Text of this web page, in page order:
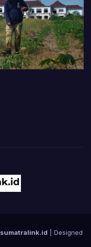
sumatralink.id | Designed